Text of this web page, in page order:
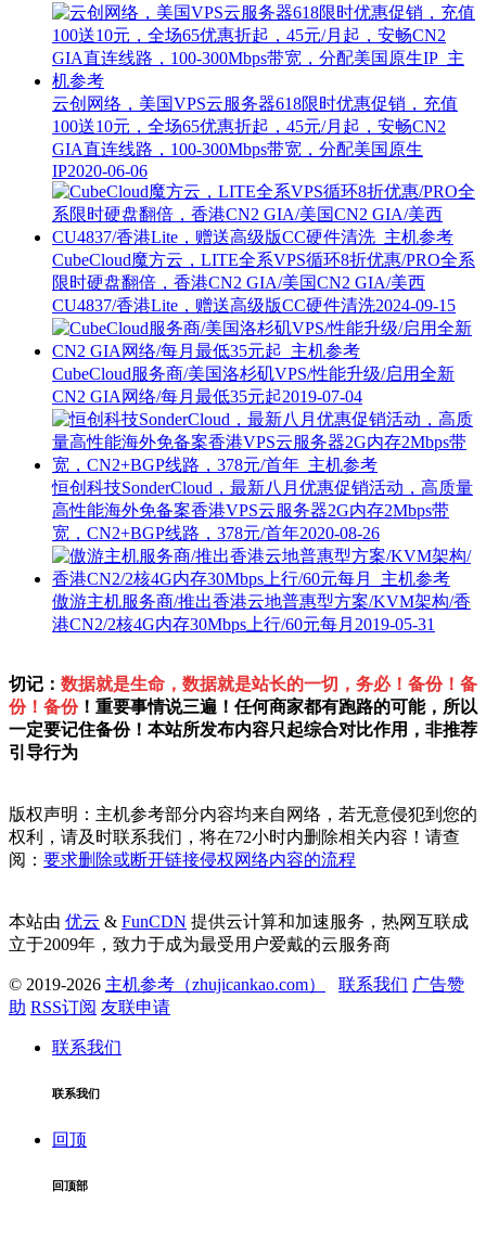
云创网络，美国VPS云服务器618限时优惠促销，充值
100送10元，全场65优惠折起，45元/月起，安畅CN2
GIA直连线路，100-300Mbps带宽，分配美国原生
IP2020-06-06
CubeCloud魔方云，LITE全系VPS循环8折优惠/PRO全系
限时硬盘翻倍，香港CN2 GIA/美国CN2 GIA/美西
CU4837/香港Lite，赠送高级版CC硬件清洗2024-09-15
CubeCloud服务商/美国洛杉矶VPS/性能升级/启用全新
CN2 GIA网络/每月最低35元起2019-07-04
恒创科技SonderCloud，最新八月优惠促销活动，高质量
高性能海外免备案香港VPS云服务器2G内存2Mbps带
宽，CN2+BGP线路，378元/首年2020-08-26
傲游主机服务商/推出香港云地普惠型方案/KVM架构/香
港CN2/2核4G内存30Mbps上行/60元每月 2019-05-31
切记： 数据就是生命，数据就是站长的一切，务必！备份！备
份！备份！重要事情说三遍！任何商家都有跑路的可能，所以
一定要记住备份！本站所发布内容只起综合对比作用，非推荐
引导行为
版权声明：主机参考部分内容均来自网络，若无意侵犯到您的
权利，请及时联系我们，将在72小时内删除相关内容！请查
阅： 要求删除或断开链接侵权网络内容的流程
本站由 优云 & FunCDN 提供云计算和加速服务，热网互联成
立于2009年，致力于成为最受用户爱戴的云服务商
© 2019-2026 主机参考（zhujicankao.com） 联系我们 广告赞
助 RSS订阅 友联申请
联系我们
联系我们
回顶
回顶部